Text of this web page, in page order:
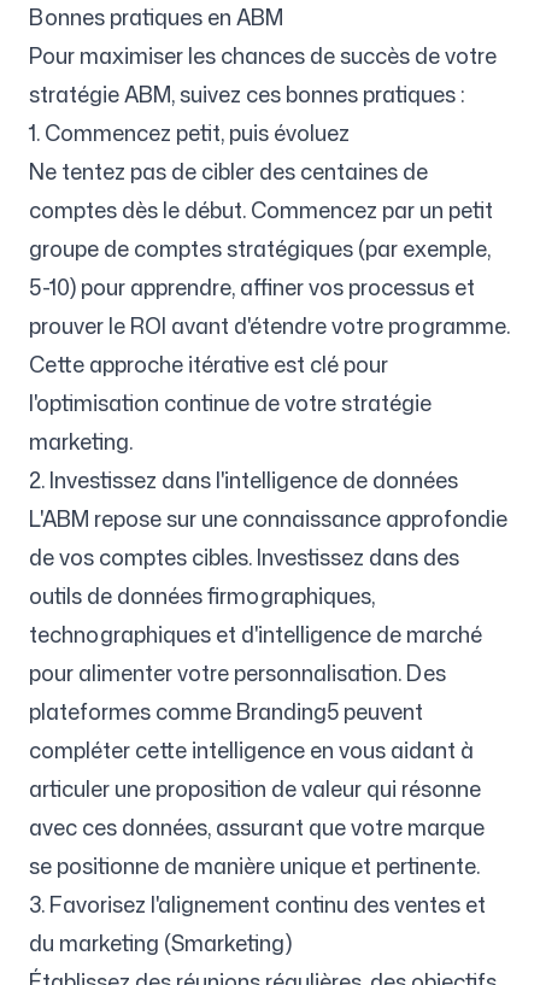
Bonnes pratiques en ABM
Pour maximiser les chances de succès de votre
stratégie ABM, suivez ces bonnes pratiques :
1. Commencez petit, puis évoluez
Ne tentez pas de cibler des centaines de
comptes dès le début. Commencez par un petit
groupe de comptes stratégiques (par exemple,
5-10) pour apprendre, affiner vos processus et
prouver le ROI avant d'étendre votre programme.
Cette approche itérative est clé pour
l'optimisation continue de votre stratégie
marketing.
2. Investissez dans l'intelligence de données
L'ABM repose sur une connaissance approfondie
de vos comptes cibles. Investissez dans des
outils de données firmographiques,
technographiques et d'intelligence de marché
pour alimenter votre personnalisation. Des
plateformes comme Branding5 peuvent
compléter cette intelligence en vous aidant à
articuler une proposition de valeur qui résonne
avec ces données, assurant que votre marque
se positionne de manière unique et pertinente.
3. Favorisez l'alignement continu des ventes et
du marketing (Smarketing)